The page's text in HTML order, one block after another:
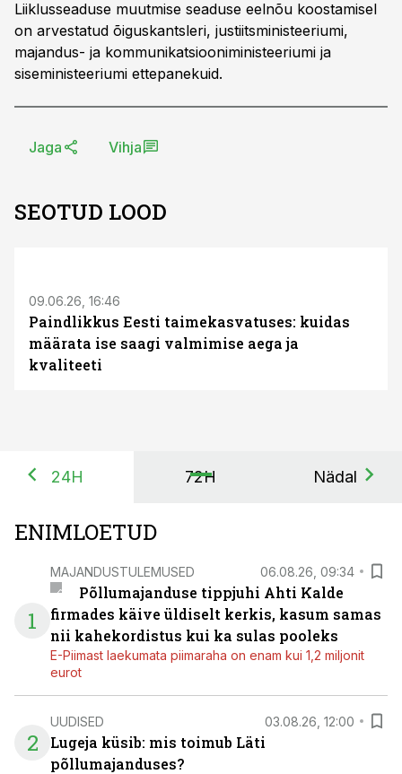
Liiklusseaduse muutmise seaduse eelnõu koostamisel
on arvestatud õiguskantsleri, justiitsministeeriumi,
majandus- ja kommunikatsiooniministeeriumi ja
siseministeeriumi ettepanekuid.
Jaga Vihja
SEOTUD LOOD
09.06.26, 16:46
Paindlikkus Eesti taimekasvatuses: kuidas
määrata ise saagi valmimise aega ja
kvaliteeti
24H 72H Nädal
ENIMLOETUD
1
MAJANDUSTULEMUSED 06.08.26, 09:34
Põllumajanduse tippjuhi Ahti Kalde
firmades käive üldiselt kerkis, kasum samas
nii kahekordistus kui ka sulas pooleks
E-Piimast laekumata piimaraha on enam kui 1,2 miljonit
eurot
2
UUDISED 03.08.26, 12:00
Lugeja küsib: mis toimub Läti
põllumajanduses?